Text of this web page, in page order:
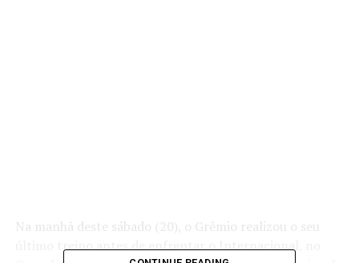
Na manhã deste sábado (20), o Grêmio realizou o seu
último treino antes de enfrentar o Internacional, no